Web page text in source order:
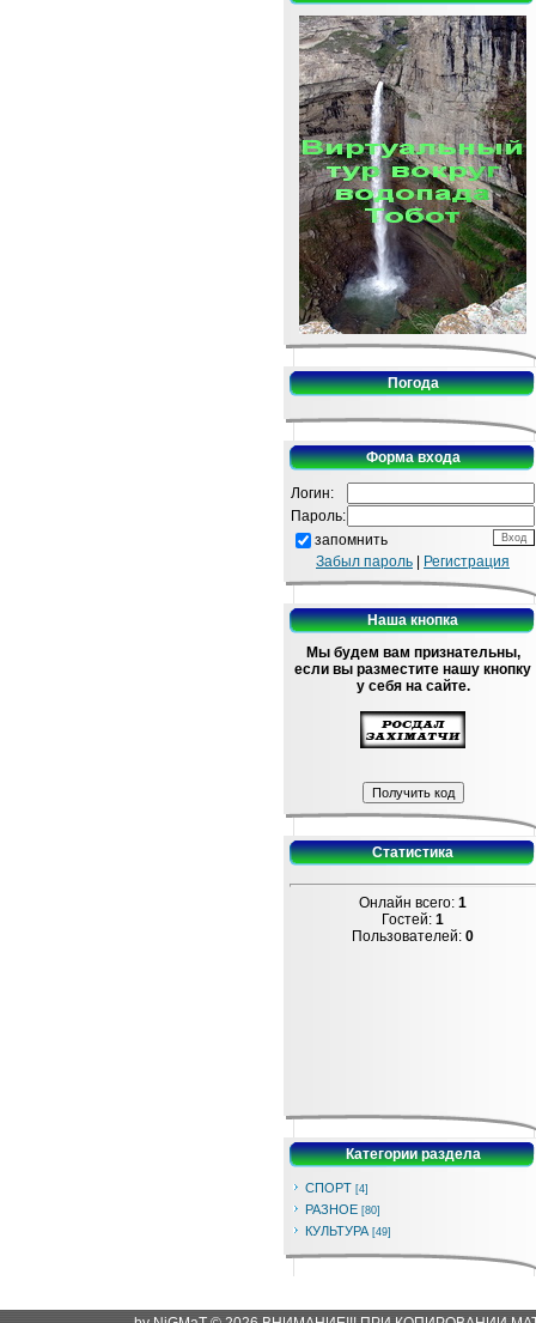
Погода
Форма входа
Логин:
Пароль:
запомнить
Забыл пароль
Регистрация
Наша кнопка
Мы будем вам признательны,
если вы разместите нашу кнопку
у себя на сайте.
Статистика
Онлайн всего: 1
Гостей: 1
Пользователей: 0
Категории раздела
СПОРТ [4]
РАЗНОЕ [80]
КУЛЬТУРА [49]